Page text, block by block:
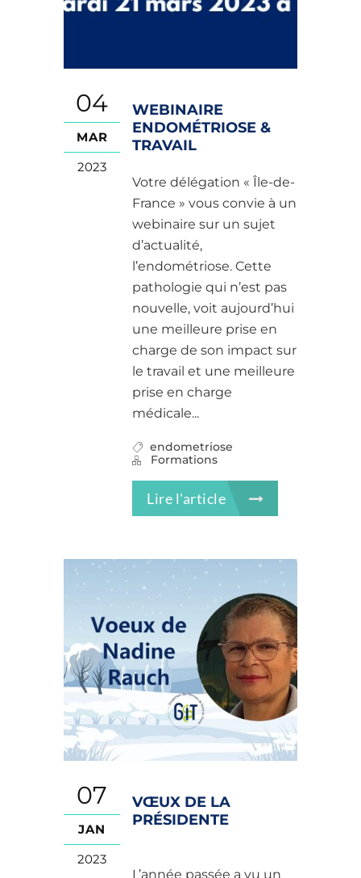
04
MAR
2023
WEBINAIRE
ENDOMÉTRIOSE &
TRAVAIL
Votre délégation « Île-de-
France » vous convie à un
webinaire sur un sujet
d’actualité,
l’endométriose. Cette
pathologie qui n’est pas
nouvelle, voit aujourd’hui
une meilleure prise en
charge de son impact sur
le travail et une meilleure
prise en charge
médicale...
endometriose
Formations
Lire l'article
07
JAN
2023
VŒUX DE LA
PRÉSIDENTE
L’année passée a vu un